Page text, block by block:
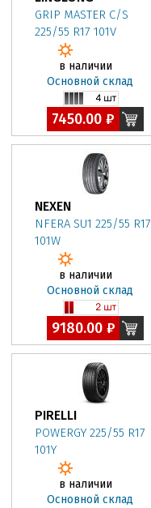
GRIP MASTER C/S
225/55 R17 101V
в наличии
Основной склад
7450.00 ₽
NEXEN
NFERA SU1 225/55 R17
101W
в наличии
Основной склад
9180.00 ₽
PIRELLI
POWERGY 225/55 R17
101Y
в наличии
Основной склад